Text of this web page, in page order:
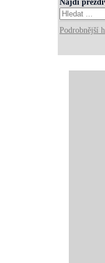
Podrobnější